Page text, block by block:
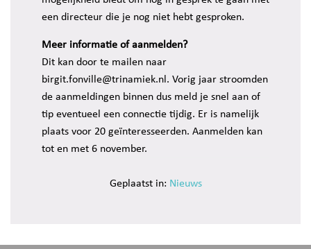
een directeur die je nog niet hebt gesproken.
Meer informatie of aanmelden?
Dit kan door te mailen naar
birgit.fonville@trinamiek.nl. Vorig jaar stroomden
de aanmeldingen binnen dus meld je snel aan of
tip eventueel een connectie tijdig. Er is namelijk
plaats voor 20 geïnteresseerden. Aanmelden kan
tot en met 6 november.
Geplaatst in: Nieuws